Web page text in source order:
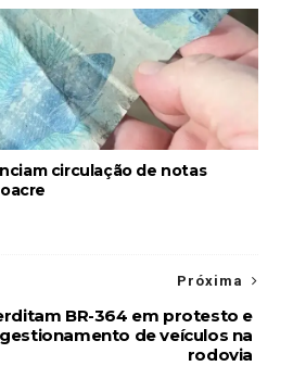
circulação de notas
Próxima
BR-364 em protesto e
de veículos na
rodovia